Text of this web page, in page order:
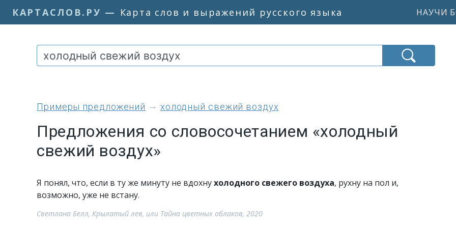
КАРТАСЛОВ.РУ — Карта слов и выражений русского языка НАУЧИ
примеры предложений холодный свежий воздух
Предложения со словосочетанием «холодный
свежий воздух»
Я понял, что, если в ту же минуту не вдохнухолодного свежего воздуха, рухну на пол и,
возможно, уже не встану.
Светлана Белл, Крылатый лев, или Тайна цветных облаков, 2020